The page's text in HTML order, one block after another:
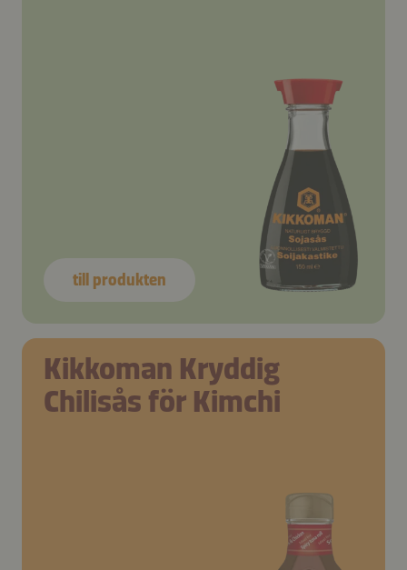
till produkten
Kikkoman Kryddig
Chilisås för Kimchi